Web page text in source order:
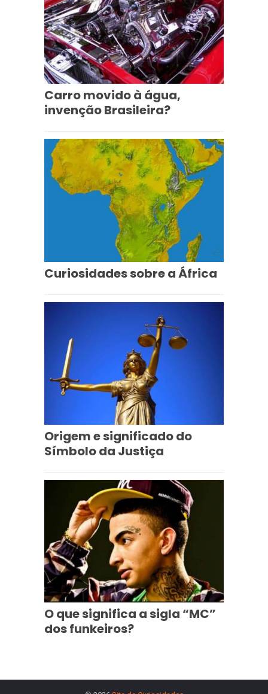
Carro movido à água,
invenção Brasileira?
Curiosidades sobre a África
Origem e significado do
Símbolo da Justiça
O que significa a sigla “MC”
dos funkeiros?